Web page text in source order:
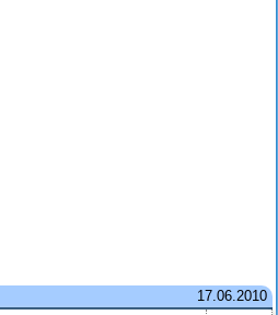
17.06.2010